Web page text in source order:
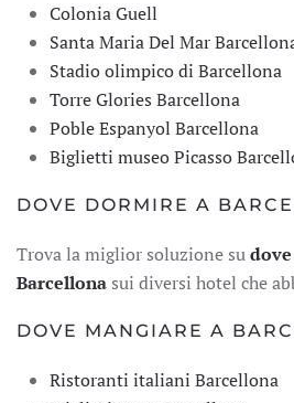
Colonia Guell
Santa Maria Del Mar
Stadio olimpico di Barcellona
Torre Glories Barcellona
Poble Espanyol Barcellona
Biglietti museo Picasso
DOVE DORMIRE A
Trova la miglior soluzione su
Barcellona sui diversi hotel che
DOVE MANGIARE A
Ristoranti italiani Barcellona